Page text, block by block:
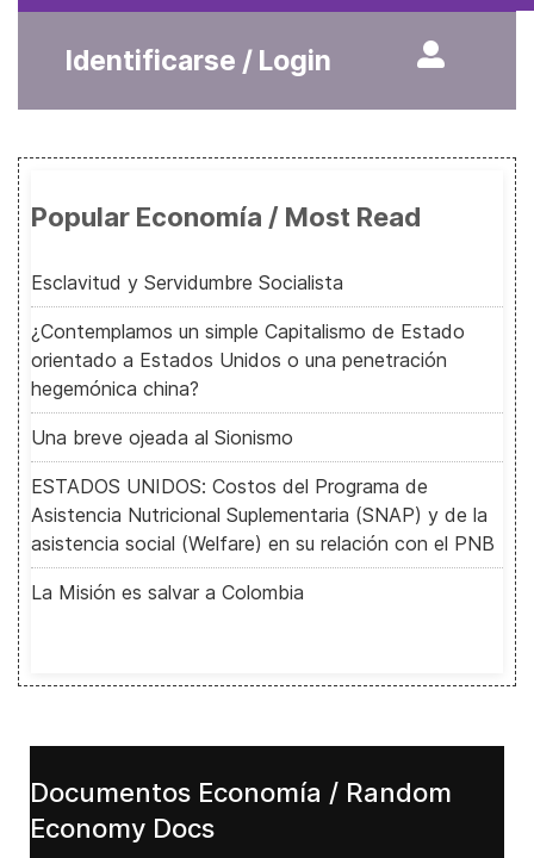
Identificarse / Login
Popular Economía / Most Read
Esclavitud y Servidumbre Socialista
¿Contemplamos un simple Capitalismo de Estado
orientado a Estados Unidos o una penetración
hegemónica china?
Una breve ojeada al Sionismo
ESTADOS UNIDOS: Costos del Programa de
Asistencia Nutricional Suplementaria (SNAP) y de la
asistencia social (Welfare) en su relación con el PNB
La Misión es salvar a Colombia
Documentos Economía / Random
Economy Docs